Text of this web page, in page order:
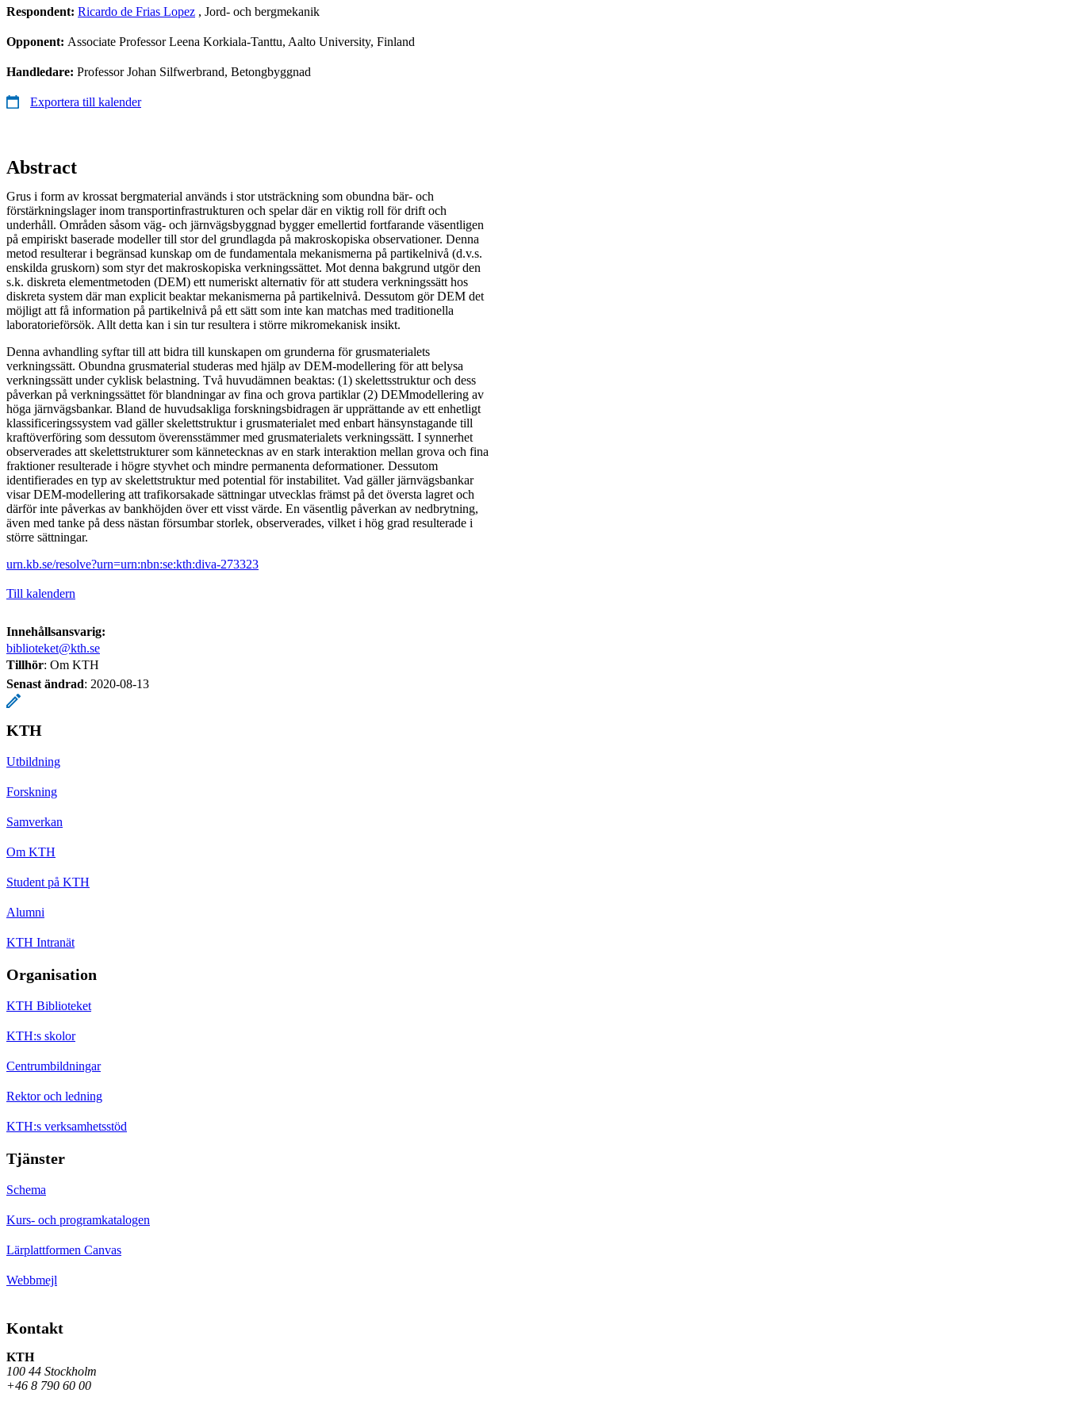
Respondent: Ricardo de Frias Lopez , Jord- och bergmekanik
Opponent: Associate Professor Leena Korkiala-Tanttu, Aalto University, Finland
Handledare: Professor Johan Silfwerbrand, Betongbyggnad
Exportera till kalender
Abstract
Grus i form av krossat bergmaterial används i stor utsträckning som obundna bär- och
förstärkningslager inom transportinfrastrukturen och spelar där en viktig roll för drift och
underhåll. Områden såsom väg- och järnvägsbyggnad bygger emellertid fortfarande väsentligen
på empiriskt baserade modeller till stor del grundlagda på makroskopiska observationer. Denna
metod resulterar i begränsad kunskap om de fundamentala mekanismerna på partikelnivå (d.v.s.
enskilda gruskorn) som styr det makroskopiska verkningssättet. Mot denna bakgrund utgör den
s.k. diskreta elementmetoden (DEM) ett numeriskt alternativ för att studera verkningssätt hos
diskreta system där man explicit beaktar mekanismerna på partikelnivå. Dessutom gör DEM det
möjligt att få information på partikelnivå på ett sätt som inte kan matchas med traditionella
laboratorieförsök. Allt detta kan i sin tur resultera i större mikromekanisk insikt.
Denna avhandling syftar till att bidra till kunskapen om grunderna för grusmaterialets
verkningssätt. Obundna grusmaterial studeras med hjälp av DEM-modellering för att belysa
verkningssätt under cyklisk belastning. Två huvudämnen beaktas: (1) skelettsstruktur och dess
påverkan på verkningssättet för blandningar av fina och grova partiklar (2) DEMmodellering av
höga järnvägsbankar. Bland de huvudsakliga forskningsbidragen är upprättande av ett enhetligt
klassificeringssystem vad gäller skelettstruktur i grusmaterialet med enbart hänsynstagande till
kraftöverföring som dessutom överensstämmer med grusmaterialets verkningssätt. I synnerhet
observerades att skelettstrukturer som kännetecknas av en stark interaktion mellan grova och fina
fraktioner resulterade i högre styvhet och mindre permanenta deformationer. Dessutom
identifierades en typ av skelettstruktur med potential för instabilitet. Vad gäller järnvägsbankar
visar DEM-modellering att trafikorsakade sättningar utvecklas främst på det översta lagret och
därför inte påverkas av bankhöjden över ett visst värde. En väsentlig påverkan av nedbrytning,
även med tanke på dess nästan försumbar storlek, observerades, vilket i hög grad resulterade i
större sättningar.
urn.kb.se/resolve?urn=urn:nbn:se:kth:diva-273323
Till kalendern
Innehållsansvarig:
biblioteket@kth.se
Tillhör: Om KTH
Senast ändrad: 2020-08-13
KTH
Utbildning
Forskning
Samverkan
Om KTH
Student på KTH
Alumni
KTH Intranät
Organisation
KTH Biblioteket
KTH:s skolor
Centrumbildningar
Rektor och ledning
KTH:s verksamhetsstöd
Tjänster
Schema
Kurs- och programkatalogen
Lärplattformen Canvas
Webbmejl
Kontakt
KTH
100 44 Stockholm
+46 8 790 60 00